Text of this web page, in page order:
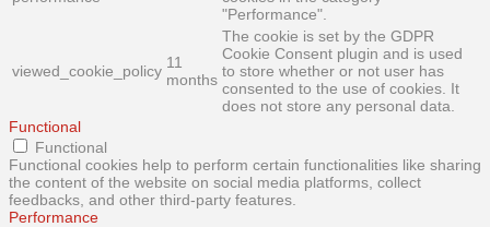
"Performance".
viewed_cookie_policy 11
months
The cookie is set by the GDPR
Cookie Consent plugin and is used
to store whether or not user has
consented to the use of cookies. It
does not store any personal data.
Functional
Functional
Functional cookies help to perform certain functionalities like sharing
the content of the website on social media platforms, collect
feedbacks, and other third-party features.
Performance